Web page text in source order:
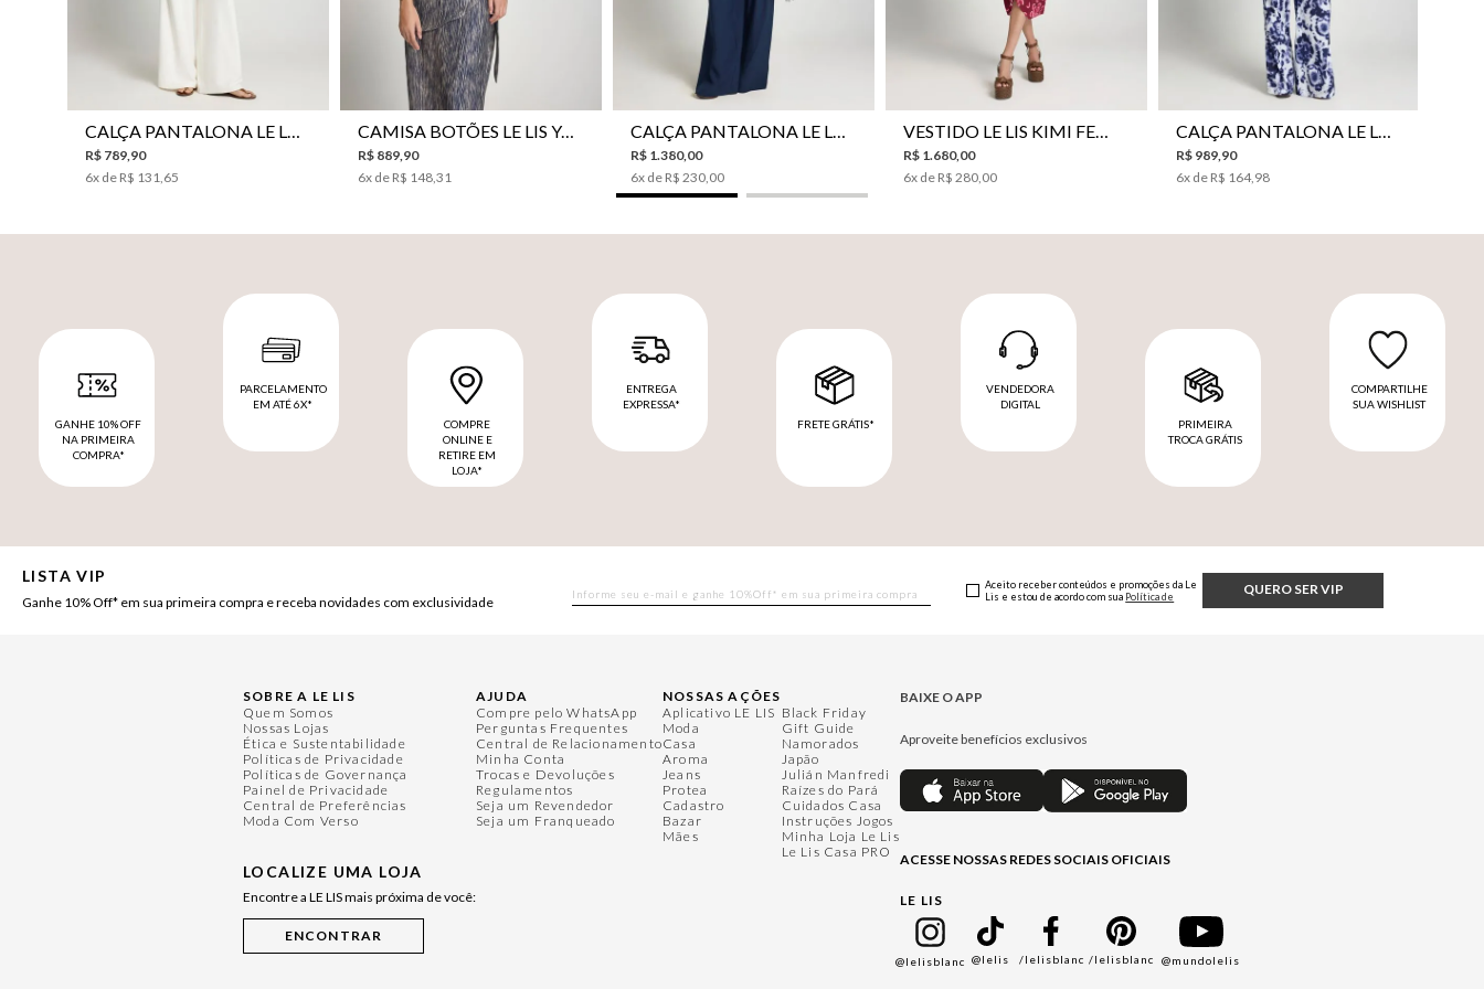
CALÇA PANTALONA LE LIS HORI FEMININA
R$ 789,90
6x de R$ 131,65
CAMISA BOTÕES LE LIS YANNA FEMININA
R$ 889,90
6x de R$ 148,31
CALÇA PANTALONA LE LIS SAKURA II FEMININA
R$ 1.380,00
6x de R$ 230,00
VESTIDO LE LIS KIMI FEMININO
R$ 1.680,00
6x de R$ 280,00
CALÇA PANTALONA LE LIS JESSICA FEMININA
R$ 989,90
6x de R$ 164,98
GANHE 10% OFF
NA PRIMEIRA
COMPRA*
PARCELAMENTO
EM ATÉ 6X*
COMPRE
ONLINE E
RETIRE EM
LOJA*
ENTREGA
EXPRESSA*
FRETE GRÁTIS*
VENDEDORA
DIGITAL
PRIMEIRA
TROCA GRÁTIS
COMPARTILHE
SUA WISHLIST
LISTA VIP
Ganhe 10% Off* em sua primeira compra e receba novidades com exclusividade
QUERO SER VIP
Aceito receber conteúdos e promoções da Le
Lis e estou de acordo com sua Política de
SOBRE A LE LIS
Quem Somos
Nossas Lojas
Ética e Sustentabilidade
Políticas de Privacidade
Políticas de Governança
Painel de Privacidade
Central de Preferências
Moda Com Verso
LOCALIZE UMA LOJA
Encontre a LE LIS mais próxima de você:
AJUDA
Compre pelo WhatsApp
Perguntas Frequentes
Central de Relacionamento
Minha Conta
Trocas e Devoluções
Regulamentos
Seja um Revendedor
Seja um Franqueado
NOSSAS AÇÕES
Aplicativo LE LIS
Moda
Casa
Aroma
Jeans
Protea
Cadastro
Bazar
Mães
Black Friday
Gift Guide
Namorados
Japão
Julián Manfredi
Raízes do Pará
Cuidados Casa
Instruções Jogos
Minha Loja Le Lis
Le Lis Casa PRO
BAIXE O APP
Aproveite benefícios exclusivos
ACESSE NOSSAS REDES SOCIAIS OFICIAIS
LE LIS
@lelisblanc @lelis /lelisblanc /lelisblanc @mundolelis